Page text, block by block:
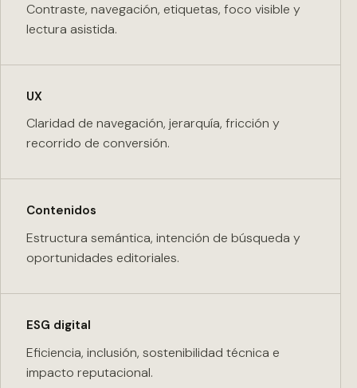
Contraste, navegación, etiquetas, foco visible y
lectura asistida.
UX
Claridad de navegación, jerarquía, fricción y
recorrido de conversión.
Contenidos
Estructura semántica, intención de búsqueda y
oportunidades editoriales.
ESG digital
Eficiencia, inclusión, sostenibilidad técnica e
impacto reputacional.